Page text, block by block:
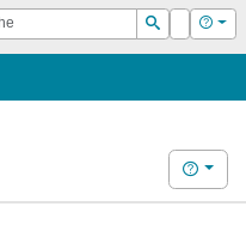
Suchen
Login Hilfe
Hilfe